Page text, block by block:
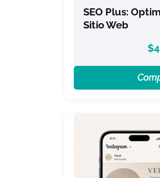
SEO Plus:
Sitio Web
$